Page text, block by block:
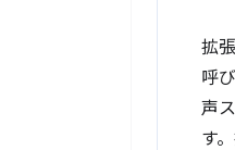
拡
呼
声
す